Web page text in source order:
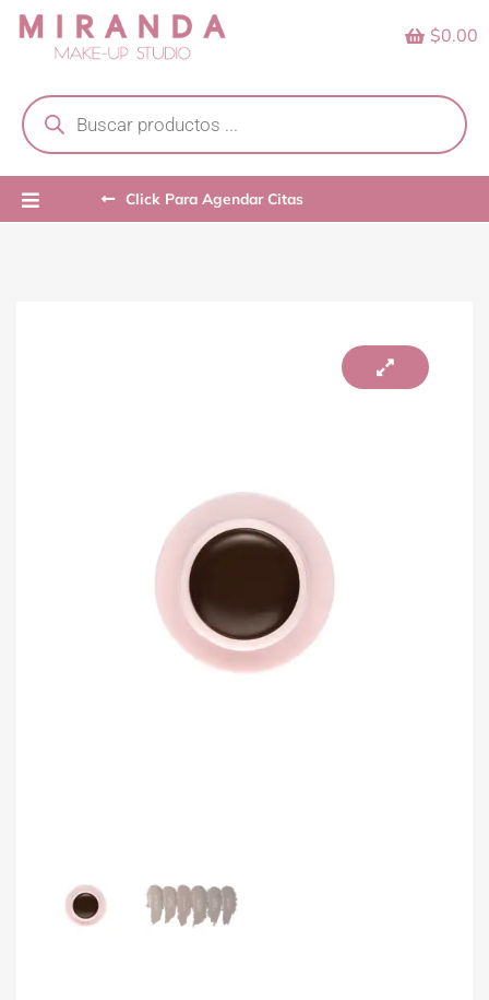
Skip
search
$0.00
Click Para Agendar Citas